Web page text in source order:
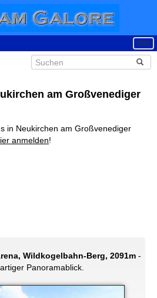
am Großvenediger
in Neukirchen am Großvenediger
anmelden!
Wildkogelbahn-Berg, 2091m-
Panoramablick.